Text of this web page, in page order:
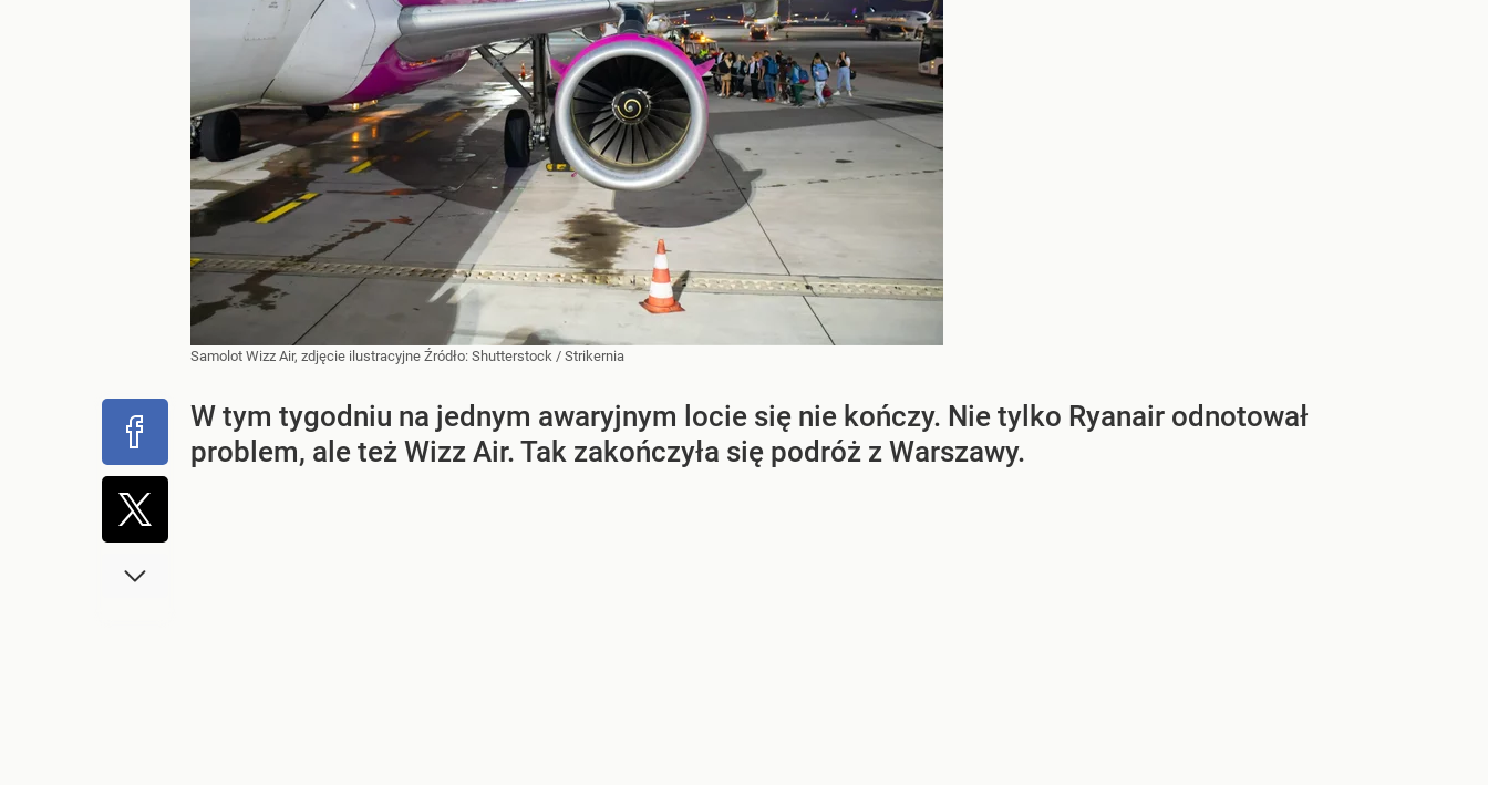
Samolot Wizz Air, zdjęcie ilustracyjne Źródło: Shutterstock / Strikernia
W tym tygodniu na jednym awaryjnym locie się nie kończy. Nie tylko Ryanair odnotował
problem, ale też Wizz Air. Tak zakończyła się podróż z Warszawy.